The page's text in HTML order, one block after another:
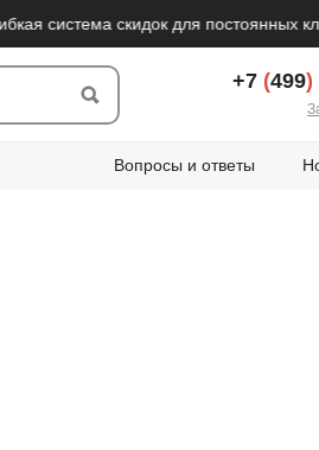
система скидок для постоянных
+7 (499)
Вопросы и ответы